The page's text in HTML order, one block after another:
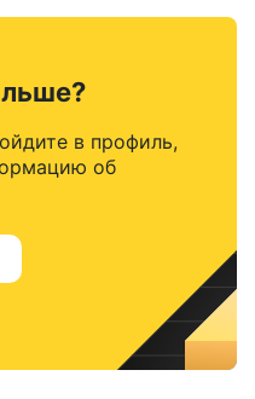
в профиль,
об